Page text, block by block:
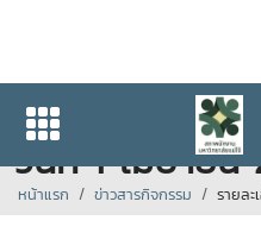
ข่าวสภาพนักง
วันที่ 1 เมษายน
หน้าแรก ข่าวสารกิจกรรม รายละ